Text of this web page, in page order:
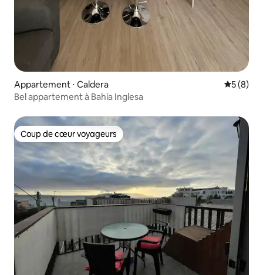
Appartement ⋅ Caldera
5 (8)
Bel appartement à Bahía Inglesa
Coup de cœur voyageurs
Coup de cœur voyageurs